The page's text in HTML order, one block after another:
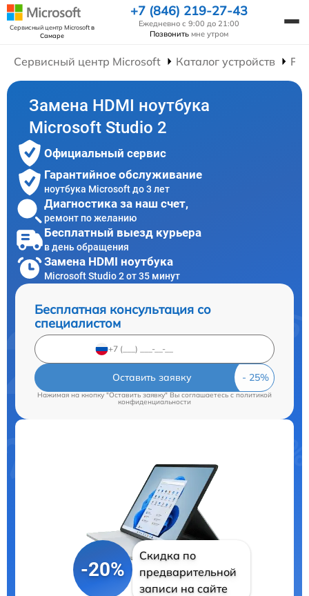
Сервисный центр Microsoftв
Самаре
+7 (846) 219-27-43
Ежедневно с 9:00 до 21:00
Позвонить мне утром
Сервисный центр Microsoft Каталог устройств
Замена HDMI ноутбука
Microsoft Studio 2
Официальный сервис
Гарантийное обслуживание
ноутбука Microsoft до 3 лет
Диагностика за наш счет,
ремонт по желанию
Бесплатный выезд курьера
в день обращения
Замена HDMI ноутбука
Microsoft Studio 2 от 35 минут
Бесплатная консультация со
специалистом
Оставить заявку
Нажимая на кнопку "Оставить заявку" Вы соглашаетесь cполитикой
конфиденциальности
-20%
Скидка по
предварительной
записи на сайте